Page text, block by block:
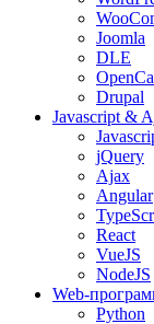
Joomla
DLE
Drupal
Javascript &
jQuery
Ajax
Angular
React
VueJS
NodeJS
Web-
Python